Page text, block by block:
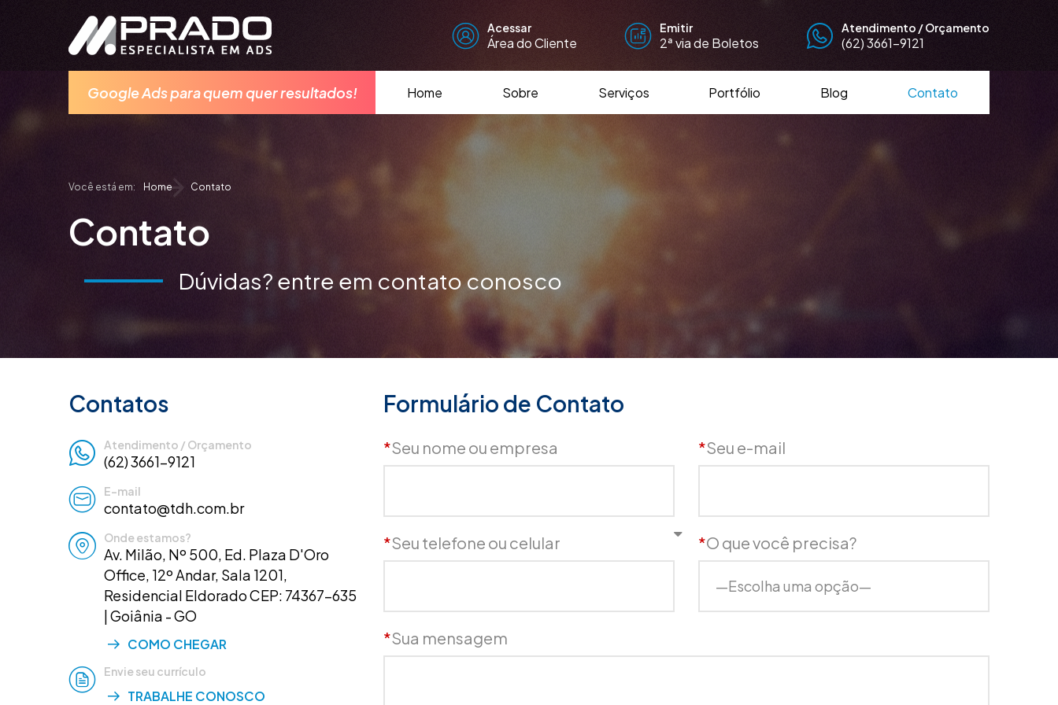
Acessar
Área do Cliente
Emitir
2ª via de Boletos
Atendimento / Orçamento
(62) 3661-9121
Google Ads para quem quer resultados! Home Sobre Serviços Portfólio Blog Contato
Home Contato
Contato
Dúvidas? entre em contato conosco
Contatos
Atendimento / Orçamento
(62) 3661-9121
E-mail
contato@tdh.com.br
Onde estamos?
Av. Milão, Nº 500, Ed. Plaza D'Oro
Office, 12º Andar, Sala 1201,
Residencial Eldorado CEP: 74367-635
| Goiânia - GO
COMO CHEGAR
Envie seu currículo
TRABALHE CONOSCO
Formulário de Contato
*Seu nome ou empresa *Seu e-mail
*Seu telefone ou celular *O que você precisa?
*Sua mensagem